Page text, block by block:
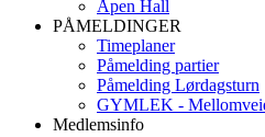
Åpen Hall
PÅMELDINGER
Timeplaner
Påmelding partier
Påmelding Lørdagsturn
GYMLEK -
Medlemsinfo